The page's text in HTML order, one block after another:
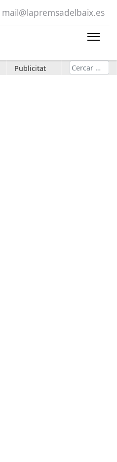
mail@lapremsadelbaix.es
Publicitat Cerca